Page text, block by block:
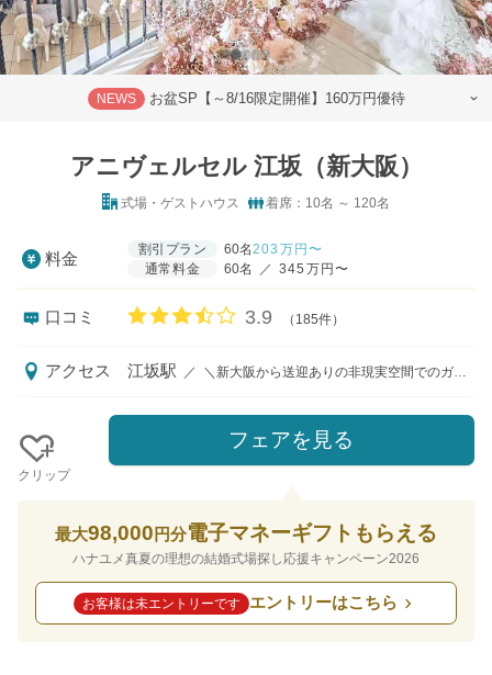
NEWS お盆SP【～8/16限定開催】160万円優待
アニヴェルセル 江坂（新大阪）
式場・ゲストハウス 着席：10名 ～ 120名
料金
割引プラン 60名203 万円〜
通常料金
60名 ／ 345万円〜
口コミ 口コミ評価
3.9 （185件）
アクセス 江坂駅 ／ ＼新大阪から送迎ありの非現実空間でのガーデンウエディング／ ブルーの大聖堂と大階段つき白亜の貸切邸宅で至福の時を 新大阪駅・江坂駅／中央改札JR新幹線・在来線・御堂筋線「新大阪駅」正面口より無料送迎バスで7分、江坂駅より徒歩11分、大阪国際空港よりタクシーで15分 《ハナユメよりご予約の方限定》 初回ご来館時の【新大阪駅or江坂駅からの往復タクシー代プレゼント】
クリップ
フェアを見る
最大98,000 円分電子マネーギフトもらえる
ハナユメ真夏の理想の結婚式場探し応援キャンペーン2026
お客様は未エントリーです エントリーはこちら